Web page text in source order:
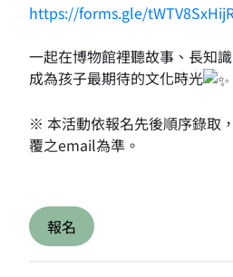
https://forms.gle/
一起在博物館裡聽故事、長知
成為孩子最期待的文化時光
※ 本活動依報名先後順序錄取
覆之email為準。
報名